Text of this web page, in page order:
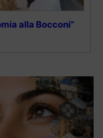
alla Bocconi”